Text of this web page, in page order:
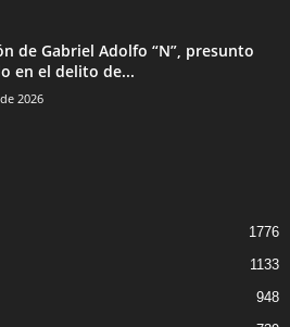
de Gabriel Adolfo “N”, presunto
en el delito de...
2026
1776
1133
948